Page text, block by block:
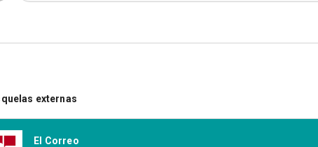
externas
El Correo